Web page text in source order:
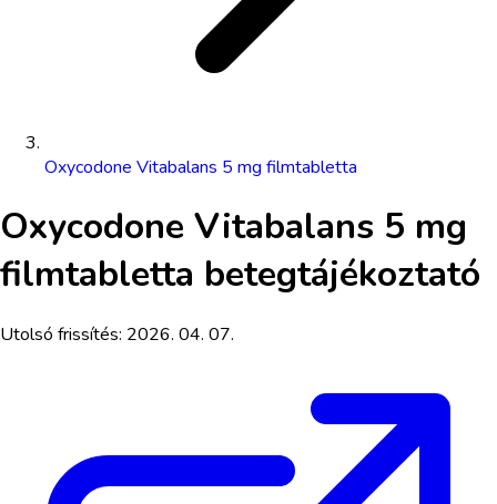
Oxycodone Vitabalans 5 mg filmtabletta
Oxycodone Vitabalans 5 mg
filmtabletta betegtájékoztató
Utolsó frissítés: 2026. 04. 07.